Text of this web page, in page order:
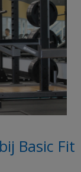
Basic Fit